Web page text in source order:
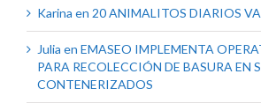
Karina en 20 ANIMALITOS DIARIOS
Julia en EMASEO IMPLEMENTA
PARA RECOLECCIÓN DE BASURA EN
CONTENERIZADOS